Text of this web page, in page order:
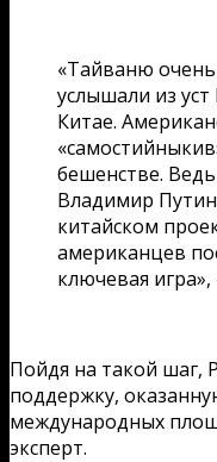
«Тайваню
услышали из
Китае.
бешенстве.
Владимир
китайском
американцев
ключевая
Пойдя на такой шаг,
поддержку,
международных
эксперт.